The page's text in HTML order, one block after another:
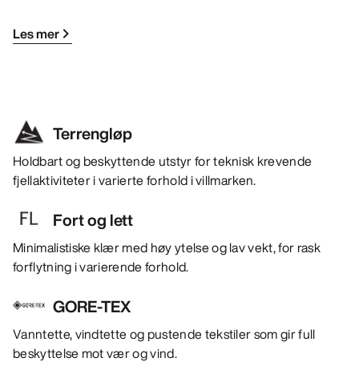
Les mer
Terrengløp
Holdbart og beskyttende utstyr for teknisk krevende
fjellaktiviteter i varierte forhold i villmarken.
Fort og lett
Minimalistiske klær med høy ytelse og lav vekt, for rask
forflytning i varierende forhold.
GORE-TEX
Vanntette, vindtette og pustende tekstiler som gir full
beskyttelse mot vær og vind.